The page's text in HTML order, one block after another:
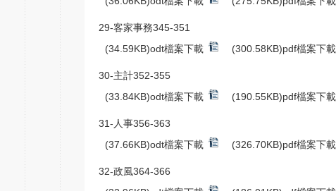
29-客家事務345-351
(34.59KB)odt檔案下載
(300.58KB)pdf檔案下載
30-主計352-355
(33.84KB)odt檔案下載
(190.55KB)pdf檔案下載
31-人事356-363
(37.66KB)odt檔案下載
(326.70KB)pdf檔案下載
32-政風364-366